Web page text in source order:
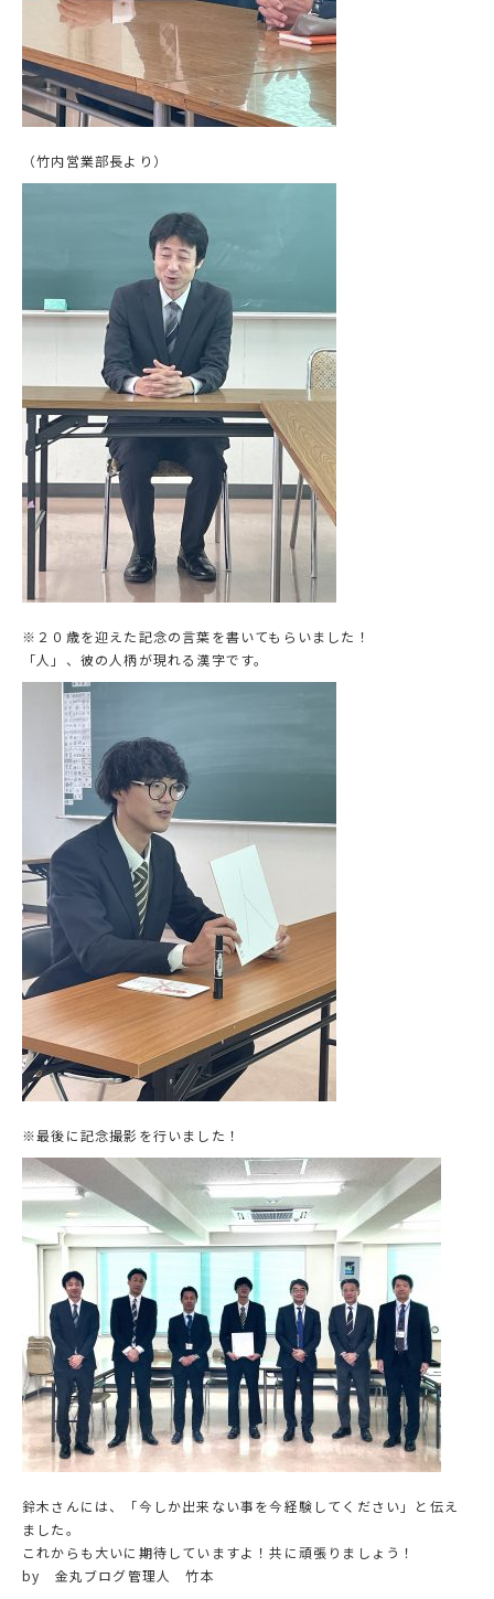
（竹内営業部長より）
※２０歳を迎えた記念の言葉を書いてもらいました！
「人」、彼の人柄が現れる漢字です。
※最後に記念撮影を行いました！
鈴木さんには、「今しか出来ない事を今経験してください」と伝え
ました。
これからも大いに期待していますよ！共に頑張りましょう！
by 金丸ブログ管理人 竹本